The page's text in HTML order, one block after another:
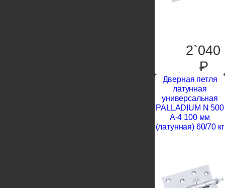
2`040
P
Дверная петля
латунная
универсальная
PALLADIUM N 500
A-4 100 мм
(латунная) 60/70 кг